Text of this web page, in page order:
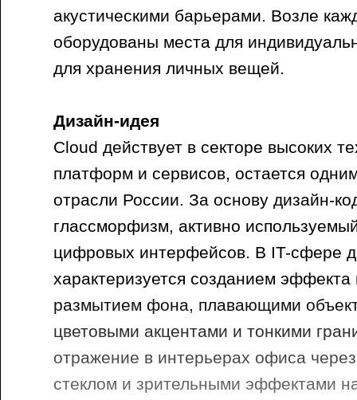
акустическими барьерами. Возле
оборудованы места для
для хранения личных вещей.
Дизайн-идея
Cloud действует в секторе высоких
платформ и сервисов, остается
отрасли России. За основу дизайн-
глассморфизм, активно
цифровых интерфейсов. В IT-сфере
характеризуется созданием эффекта
размытием фона, плавающими
цветовыми акцентами и тонкими
отражение в интерьерах офиса
стеклом и зрительными эффектами